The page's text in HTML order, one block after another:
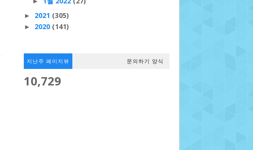
► 2021 (305)
► 2020 (141)
지난주 페이지뷰 문의하기 양식
10,729